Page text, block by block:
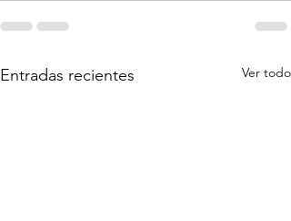
Entradas recientes Ver todo